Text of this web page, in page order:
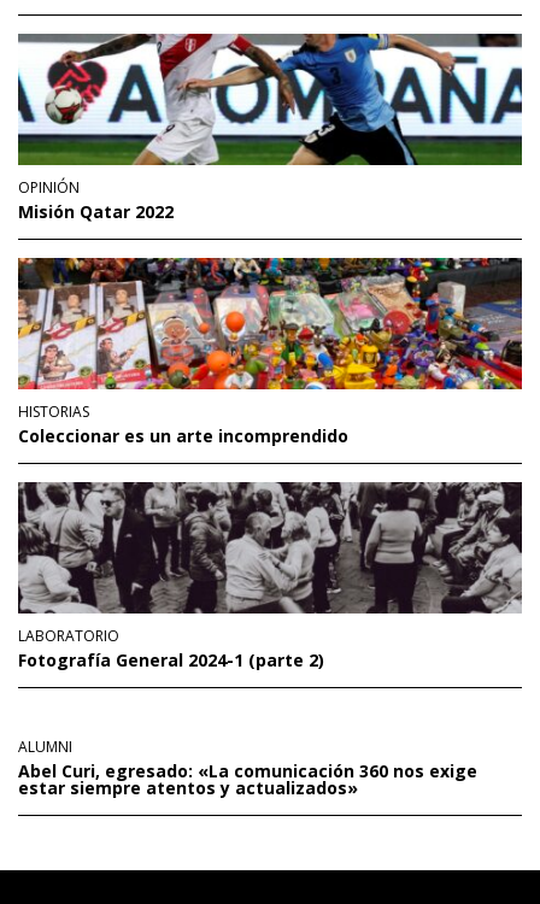
OPINIÓN
Misión Qatar 2022
HISTORIAS
Coleccionar es un arte incomprendido
LABORATORIO
Fotografía General 2024-1 (parte 2)
ALUMNI
Abel Curi, egresado: «La comunicación 360 nos exige
estar siempre atentos y actualizados»